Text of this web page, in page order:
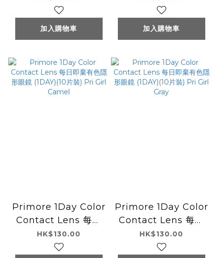
色隱形眼鏡 10片
(Cherish Brown)
加入購物車
色隱形眼鏡 10片
(Gray Bunny)
加入購物車
Primore 1Day Color
Contact Lens 每日
即棄有色隱形眼鏡
(1DAY)(10片裝) Pri
HK$130.00
Primore 1Day Color
Contact Lens 每日
即棄有色隱形眼鏡
(1DAY)(10片裝) Pri
HK$130.00